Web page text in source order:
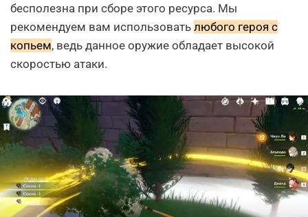
бесполезна при сборе этого ресурса. Мы
рекомендуем вам использовать любого героя с
копьем, ведь данное оружие обладает высокой
скоростью атаки.